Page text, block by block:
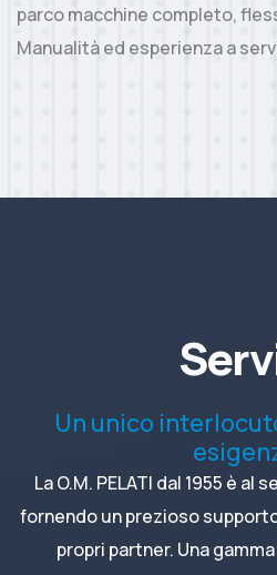
parco macchine completo,
Manualità ed esperienza a
Un unico
La O.M. PELATI dal 1955 è
fornendo un prezioso
propri partner. Una